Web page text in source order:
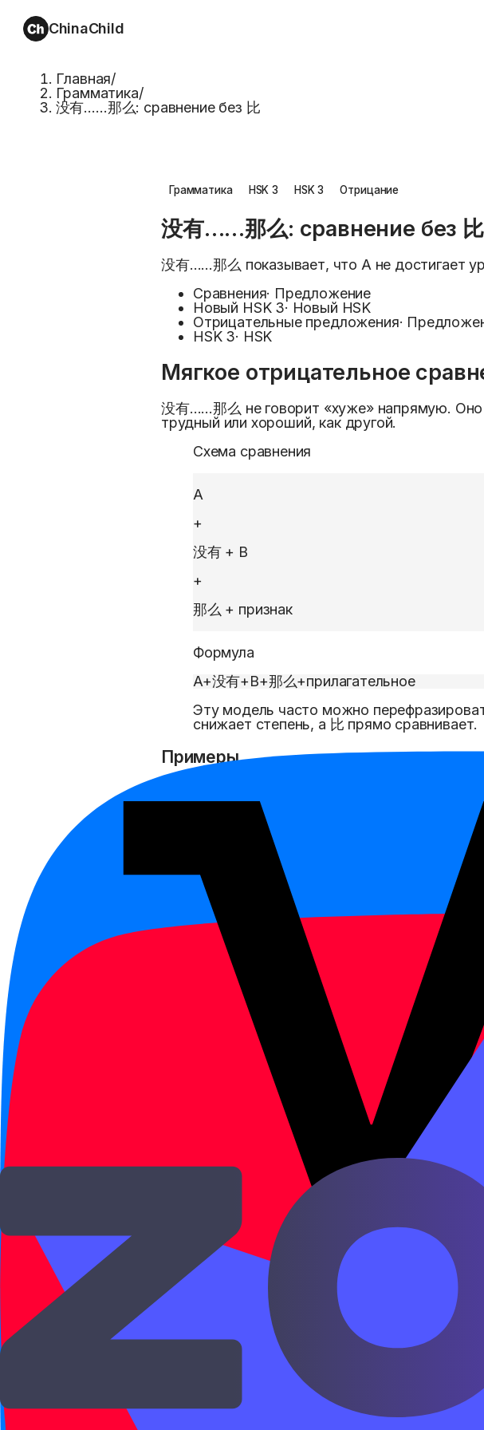
ChinaChild
Главная/
Грамматика/
没有……那么: сравнение без 比
Грамматика HSK 3 HSK 3 Отрицание
没有……那么: сравнение без 比
没有……那么 показывает, что A не достигает
Сравнения· Предложение
Новый HSK 3· Новый HSK
Отрицательные предложения·
HSK 3· HSK
Мягкое отрицательное
没有……那么 не говорит «хуже» напрямую.
трудный или хороший, как другой.
Схема сравнения
A
+
没有 + B
+
那么 + признак
Формула
A+没有+B+那么+прилагательное
Эту модель часто можно
снижает степень, а 比 прямо сравнивает.
Примеры
jīntiān méiyǒu zuótiān nàme lěng.
Сегодня не так холодно, как вчера.
这家饭馆没有那家那么贵。
zhè jiā fànguǎn méiyǒu nà jiā nàme guì.
Этот ресторан не такой дорогой, как тот.
我的汉语没有他说得那么好。
wǒ de Hànyǔ méiyǒu tā shuō de nàme hǎo.
Мой китайский не такой хороший, как у
这个问题没有上个问题那么难。
zhège wèntí méiyǒu shàng ge wèntí nàme
Этот вопрос не такой трудный, как
这条路没有那条路那么远。
zhè tiáo lù méiyǒu nà tiáo lù nàme yuǎn.
Эта дорога не такая дальняя, как та.
他没有我想的那么忙。
tā méiyǒu wǒ xiǎng de nàme máng.